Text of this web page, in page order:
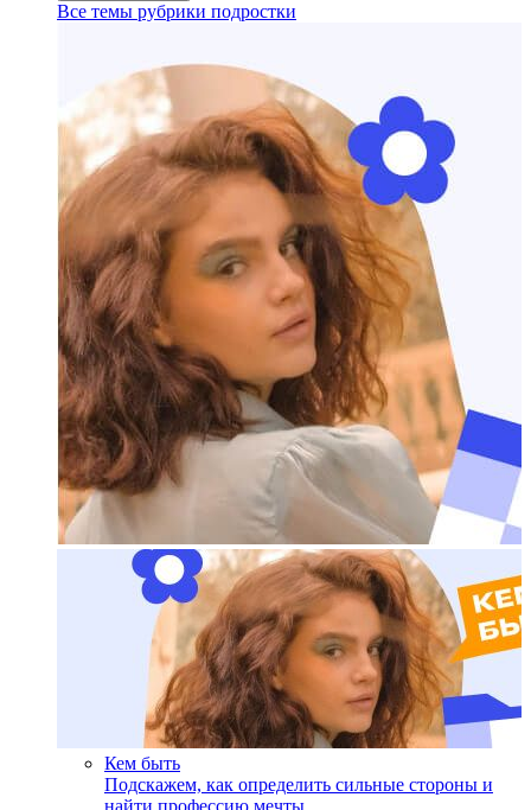
Все темы рубрики подростки
Кем быть
Подскажем, как определить сильные стороны и
найти профессию мечты